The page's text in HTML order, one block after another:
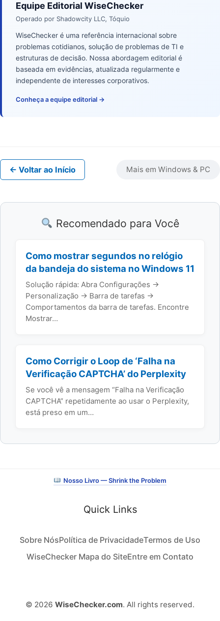
Equipe Editorial WiseChecker
Operado por Shadowcity LLC, Tóquio
WiseChecker é uma referência internacional sobre
problemas cotidianos, solução de problemas de TI e
estruturas de decisão. Nossa abordagem editorial é
baseada em evidências, atualizada regularmente e
independente de interesses corporativos.
Conheça a equipe editorial →
← Voltar ao Início Mais em Windows & PC
Recomendado para Você
Como mostrar segundos no relógio
da bandeja do sistema no Windows 11
Solução rápida: Abra Configurações →
Personalização → Barra de tarefas →
Comportamentos da barra de tarefas. Encontre
Mostrar…
Como Corrigir o Loop de ‘Falha na
Verificação CAPTCHA’ do Perplexity
Se você vê a mensagem “Falha na Verificação
CAPTCHA” repetidamente ao usar o Perplexity,
está preso em um…
Nosso Livro — Shrink the Problem
Quick Links
Sobre NósPolítica de PrivacidadeTermos de Uso
WiseChecker Mapa do SiteEntre em Contato
© 2026 WiseChecker.com. All rights reserved.